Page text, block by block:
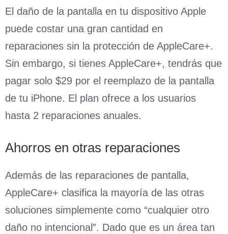
El daño de la pantalla en tu dispositivo Apple
puede costar una gran cantidad en
reparaciones sin la protección de AppleCare+.
Sin embargo, si tienes AppleCare+, tendrás que
pagar solo $29 por el reemplazo de la pantalla
de tu iPhone. El plan ofrece a los usuarios
hasta 2 reparaciones anuales.
Ahorros en otras reparaciones
Además de las reparaciones de pantalla,
AppleCare+ clasifica la mayoría de las otras
soluciones simplemente como “cualquier otro
daño no intencional”. Dado que es un área tan